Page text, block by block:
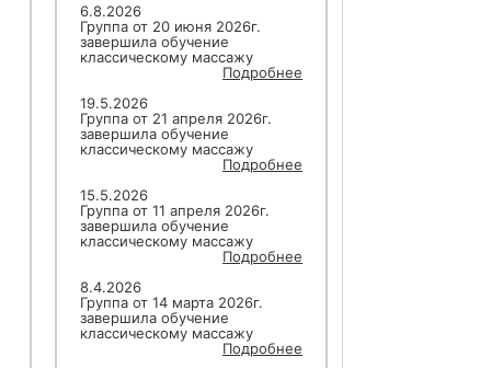
6.8.2026
Группа от 20 июня 2026г.
завершила обучение
классическому массажу
Подробнее
19.5.2026
Группа от 21 апреля 2026г.
завершила обучение
классическому массажу
Подробнее
15.5.2026
Группа от 11 апреля 2026г.
завершила обучение
классическому массажу
Подробнее
8.4.2026
Группа от 14 марта 2026г.
завершила обучение
классическому массажу
Подробнее